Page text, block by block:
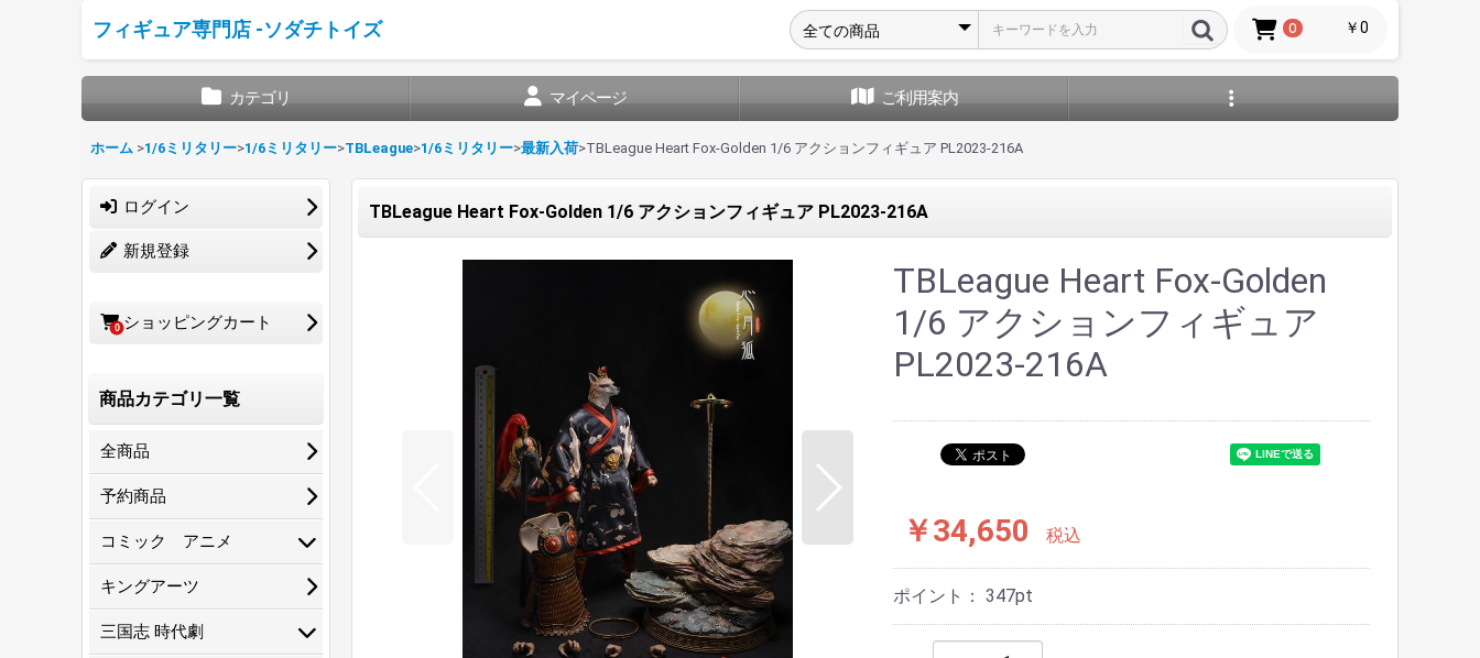
フィギュア専門店 -ソダチトイズ 0 ￥0
カテゴリ マイページ ご利用案内
ホーム >1/6ミリタリー>1/6ミリタリー>TBLeague>1/6ミリタリー>最新入荷>TBLeague Heart Fox-Golden 1/6 アクションフィギュア PL2023-216A
ログイン
新規登録
0 ショッピングカート
商品カテゴリ一覧
全商品
予約商品
コミック アニメ
キングアーツ
三国志 時代劇
TBLeague Heart Fox-Golden 1/6 アクションフィギュア PL2023-216A
TBLeague Heart Fox-Golden
1/6 アクションフィギュア
PL2023-216A
￥34,650 税込
ポイント： 347pt